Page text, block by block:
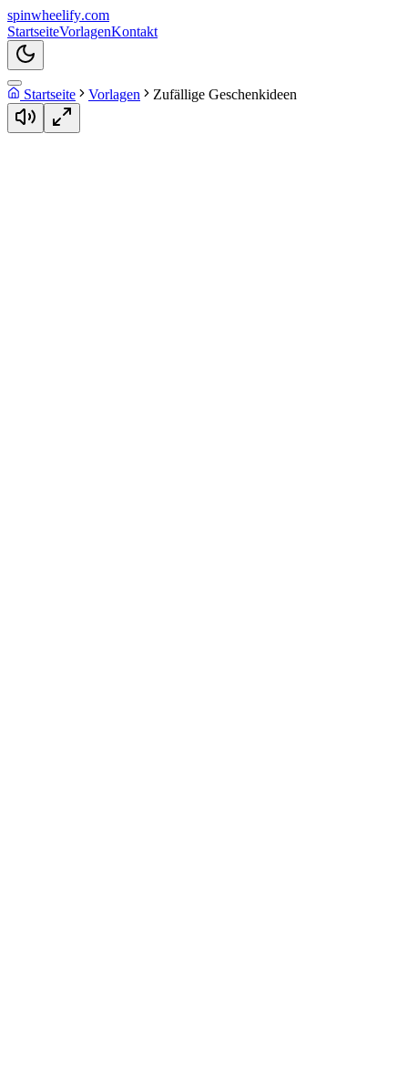
spinwheelify.com
StartseiteVorlagenKontakt
Startseite Vorlagen Zufällige Geschenkideen